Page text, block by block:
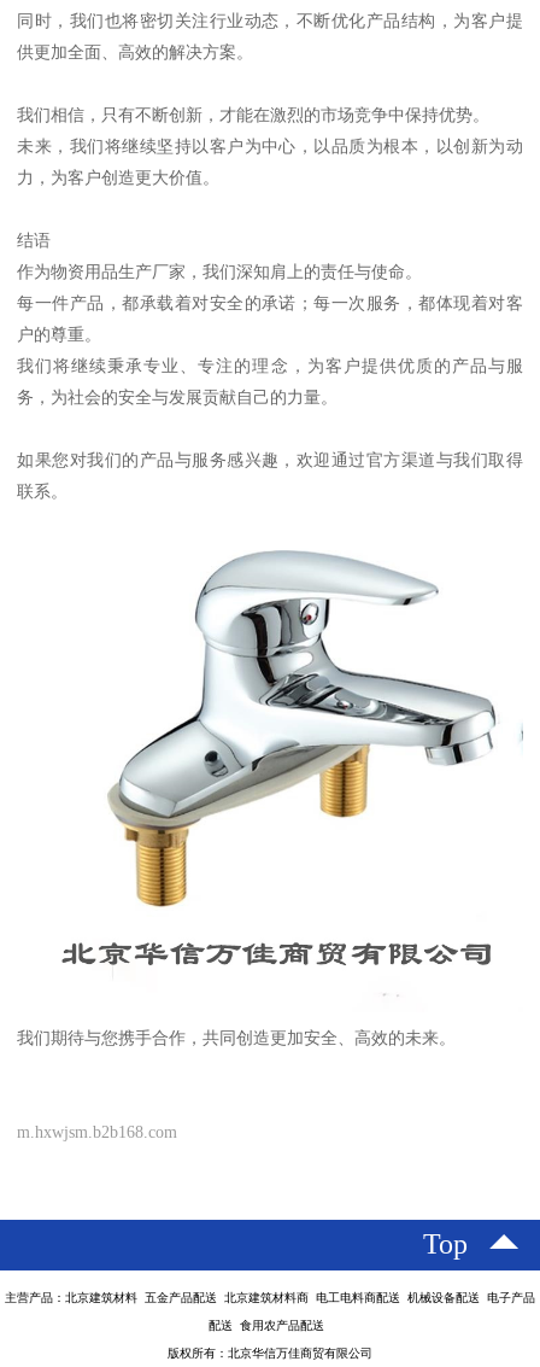
同时，我们也将密切关注行业动态，不断优化产品结构，为客户提
供更加全面、高效的解决方案。
我们相信，只有不断创新，才能在激烈的市场竞争中保持优势。
未来，我们将继续坚持以客户为中心，以品质为根本，以创新为动
力，为客户创造更大价值。
结语
作为物资用品生产厂家，我们深知肩上的责任与使命。
每一件产品，都承载着对安全的承诺；每一次服务，都体现着对客
户的尊重。
我们将继续秉承专业、专注的理念，为客户提供优质的产品与服
务，为社会的安全与发展贡献自己的力量。
如果您对我们的产品与服务感兴趣，欢迎通过官方渠道与我们取得
联系。
我们期待与您携手合作，共同创造更加安全、高效的未来。
m.hxwjsm.b2b168.com
Top
主营产品：北京建筑材料 五金产品配送 北京建筑材料商 电工电料商配送 机械设备配送 电子产品
配送 食用农产品配送
版权所有：北京华信万佳商贸有限公司